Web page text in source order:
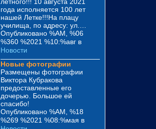
года исполняется 100 лет
нашей Летке!!!На плацу
училища, по адресу: ул.…
Опубликовано %AM, %06
%360 %2021 %10:%авг в
Новости
Новые фотографии
Размещены фотографии
Виктора Кубракова
предоставленные его
дочерью. Большое ей
спасибо!
Опубликовано %AM, %18
%269 %2021 %08:%мая в